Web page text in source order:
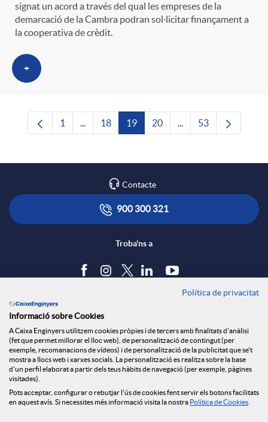
signat un acord a través del qual les empreses de la
demarcació de la Cambra podran sol·licitar finançament a
la cooperativa de crèdit.
+
Pàgina
1 ...Pàgines intermèdies Utilitzeu TAB per
Pàgina
18 Pàgina
19 Pàgina
20 ...Pàgines intermèdies
Pàgina
53
Contacte
900 300 321
Troba'ns a
Política de cookies
Avís legal
Seguretat Online
Canal denúncies
Política de privacitat
Informació sobre Cookies
A Caixa Enginyers utilitzem cookies pròpies i de tercers amb finalitats d'anàlisi
(fet que permet millorar el lloc web), de personalització de contingut (per
exemple, recomanacions de vídeos) i de personalització de la publicitat que se't
mostra a llocs web i xarxes socials. La personalització es realitza sobre la base
d'un perfil elaborat a partir dels teus hàbits de navegació (per exemple, pàgines
visitades).
Pots acceptar, configurar o rebutjar l'ús de cookies fent servir els botons facilitats
en aquest avís. Si necessites més informació visita la nostra Política de Cookies